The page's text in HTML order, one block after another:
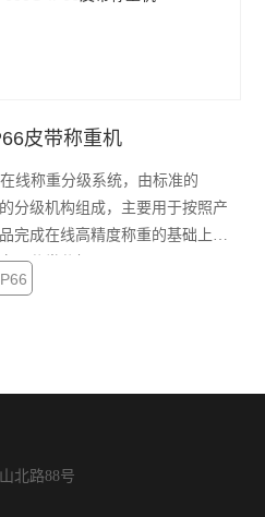
皮带称重机
线称重分级系统，由标准的
分级机构组成，主要用于按照产
完成在线高精度称重的基础上，
品分类分级。
北路88号